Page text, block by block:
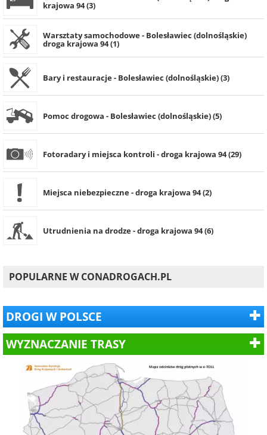
krajowa 94 (3)
Warsztaty samochodowe - Bolesławiec (dolnośląskie)
droga krajowa 94 (1)
Bary i restauracje - Bolesławiec (dolnośląskie) (3)
Pomoc drogowa - Bolesławiec (dolnośląskie) (5)
Fotoradary i miejsca kontroli - droga krajowa 94 (29)
Miejsca niebezpieczne - droga krajowa 94 (2)
Utrudnienia na drodze - droga krajowa 94 (6)
POPULARNE W CONADROGACH.PL
DROGI W POLSCE
WYZNACZANIE TRASY